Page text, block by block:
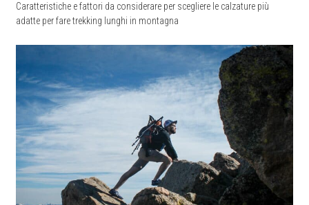
Caratteristiche e fattori da considerare per scegliere le calzature più
adatte per fare trekking lunghi in montagna